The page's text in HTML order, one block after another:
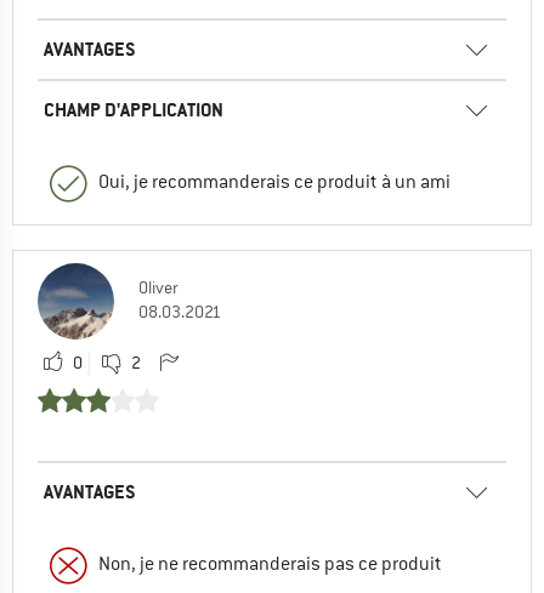
AVANTAGES
CHAMP D'APPLICATION
Oui, je recommanderais ce produit à un ami
Oliver
08.03.2021
0 2
AVANTAGES
Non, je ne recommanderais pas ce produit